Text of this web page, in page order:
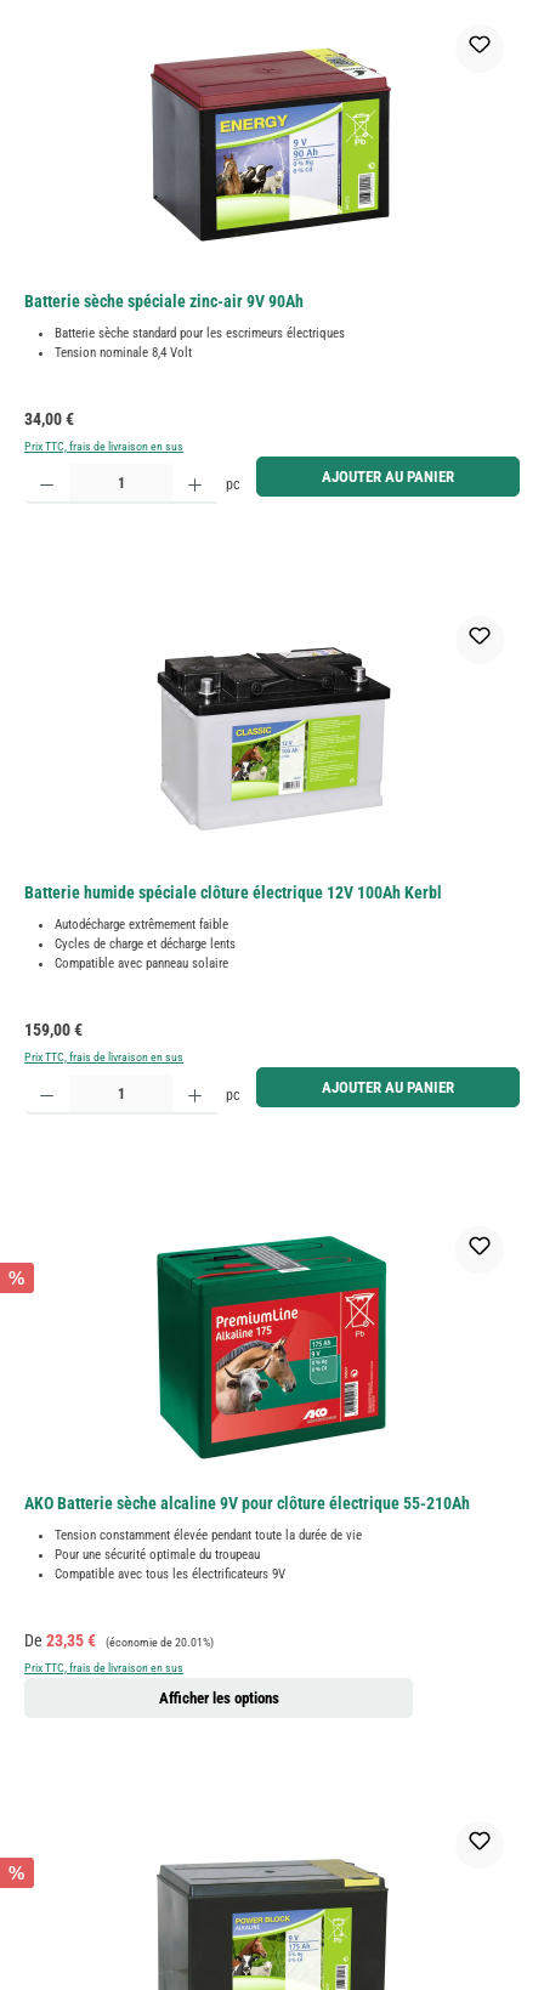
Batterie sèche spéciale zinc-air 9V 90Ah
Batterie sèche standard pour les escrimeurs électriques
Tension nominale 8,4 Volt
Prix régulier :
34,00 €
Prix TTC, frais de livraison en sus
Quantité de produit : Entrez la quantité souhaitée ou utilisez les boutons pour augmenter ou
pc AJOUTER AU PANIER
Batterie humide spéciale clôture électrique 12V 100Ah Kerbl
Autodécharge extrêmement faible
Cycles de charge et décharge lents
Compatible avec panneau solaire
Prix régulier :
159,00 €
Prix TTC, frais de livraison en sus
Quantité de produit : Entrez la quantité souhaitée ou utilisez les boutons pour augmenter ou
pc AJOUTER AU PANIER
%
AKO Batterie sèche alcaline 9V pour clôture électrique 55-210Ah
Tension constamment élevée pendant toute la durée de vie
Pour une sécurité optimale du troupeau
Compatible avec tous les électrificateurs 9V
Prix de vente :
De 23,35 € Prix régulier :
(économie de 20.01%)
Prix TTC, frais de livraison en sus
Afficher les options
%